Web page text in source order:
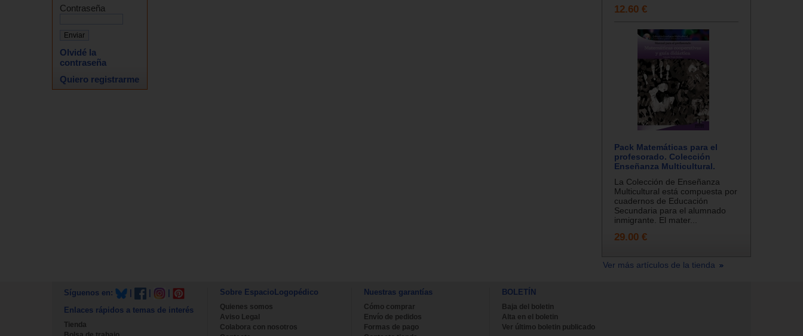
Contraseña
Olvidé la
contraseña
Quiero registrarme
12.60 €
Pack Matemáticas para el
profesorado. Colección
Enseñanza Multicultural.
La Colección de Enseñanza
Multicultural está compuesta por
cuadernos de Educación
Secundaria para el alumnado
inmigrante. El mater...
29.00 €
Ver más artículos de la tienda
Síguenos en:
Enlaces rápidos a temas de interés
Tienda
Sobre EspacioLogopédico
Quienes somos
Aviso Legal
Colabora con nosotros
Nuestras garantías
Cómo comprar
Envío de pedidos
Formas de pago
BOLETÍN
Baja del boletin
Alta en el boletin
Ver último boletin publicado